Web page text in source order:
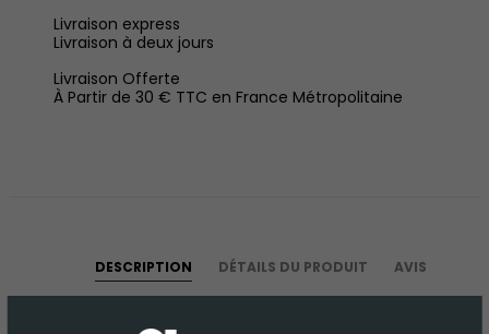
Livraison express
Livraison à deux jours
Livraison Offerte
À Partir de 30 € TTC en France Métropolitaine
DESCRIPTION DÉTAILS DU PRODUIT AVIS